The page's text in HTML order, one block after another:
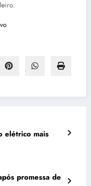
elétrico mais
promessa de